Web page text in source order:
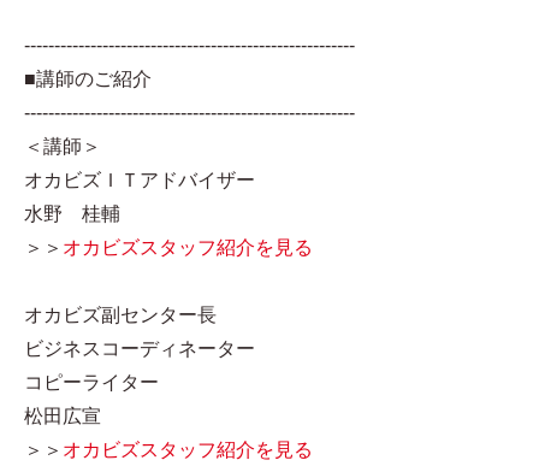
-------------------------------------------------------
■講師のご紹介
-------------------------------------------------------
＜講師＞
オカビズＩＴアドバイザー
水野 桂輔
＞＞ オカビズスタッフ紹介を見る
オカビズ副センター長
ビジネスコーディネーター
コピーライター
松田広宣
＞＞ オカビズスタッフ紹介を見る